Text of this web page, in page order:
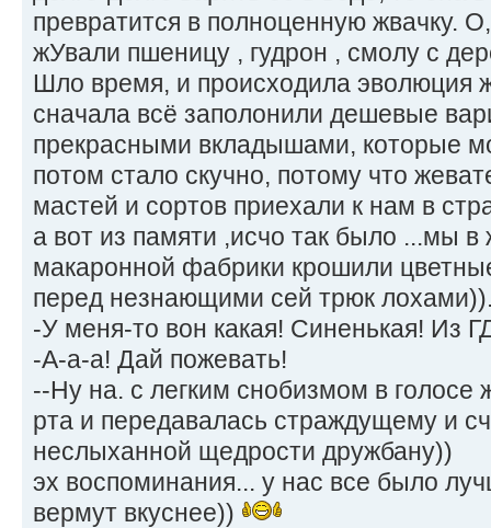
превратится в полноценную жвачку.
жУвали пшеницу , гудрон , смолу с
Шло время, и происходила эволюция
сначала всё заполонили дешевые
прекрасными вкладышами, которые
потом стало скучно, потому что
мастей и сортов приехали к нам в
а вот из памяти ,исчо так было ...мы в
макаронной фабрики крошили
перед незнающими сей трюк
-У меня-то вон какая! Синенькая! Из
-А-а-а! Дай пожевать!
--Ну на. с легким снобизмом в голосе
рта и передавалась страждущему и
неслыханной щедрости дружбану))
эх воспоминания... у нас все было
вермут вкуснее))